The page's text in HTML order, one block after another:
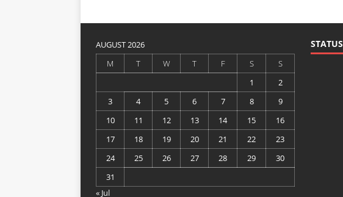
AUGUST 2026
M
T W T F S
S
1
2
3
4 5 6 7 8
9
10
11 12 13 14 15
16
17
18 19 20 21 22
23
24
25 26 27 28 29
30
31
« Jul
STATUS